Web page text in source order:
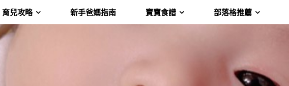
育兒攻略 新手爸媽指南 寶寶食譜 部落格推薦